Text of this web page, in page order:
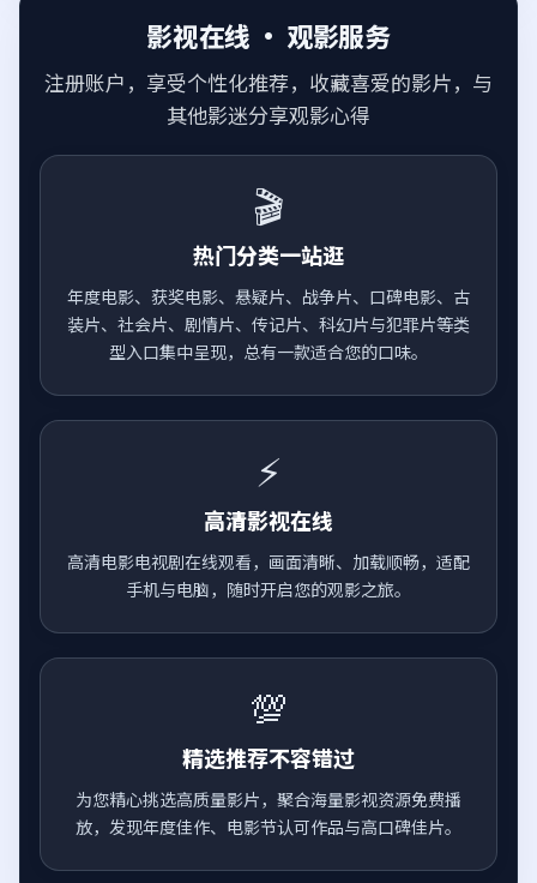
影视在线 · 观影服务
注册账户，享受个性化推荐，收藏喜爱的影片，与
其他影迷分享观影心得
🎬
热门分类一站逛
年度电影、获奖电影、悬疑片、战争片、口碑电影、古
装片、社会片、剧情片、传记片、科幻片与犯罪片等类
型入口集中呈现，总有一款适合您的口味。
⚡
高清影视在线
高清电影电视剧在线观看，画面清晰、加载顺畅，适配
手机与电脑，随时开启您的观影之旅。
💯
精选推荐不容错过
为您精心挑选高质量影片，聚合海量影视资源免费播
放，发现年度佳作、电影节认可作品与高口碑佳片。